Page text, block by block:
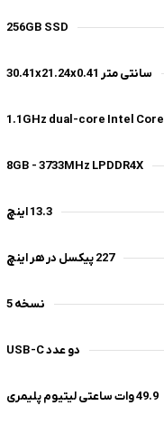
256GB SSD
30.41x21.24x0.41 سانتی متر
1.1GHz dual-core Intel
8GB - 3733MHz LPDDR4X
13.3 اینچ
227 پیکسل در هر اینچ
نسخه 5
دو عدد USB-C
49.9 وات ساعتی لیتیوم پلیمری